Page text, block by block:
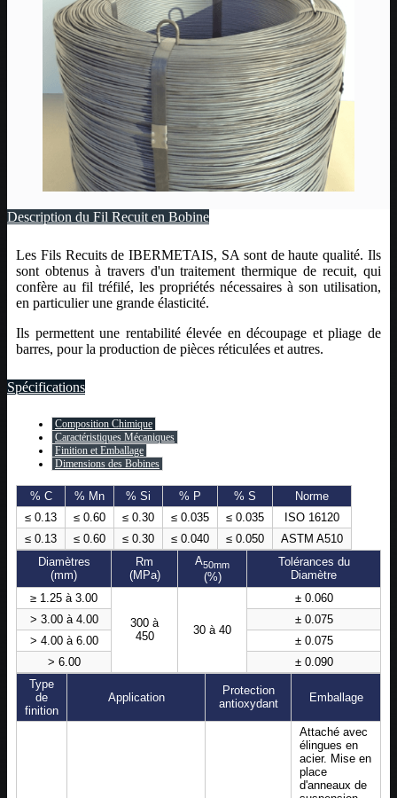
Description du Fil Recuit en Bobine
Les Fils Recuits de IBERMETAIS, SA sont de haute qualité. Ils
sont obtenus à travers d'un traitement thermique de recuit, qui
confère au fil tréfilé, les propriétés nécessaires à son utilisation,
en particulier une grande élasticité.
Ils permettent une rentabilité élevée en découpage et pliage de
barres, pour la production de pièces réticulées et autres.
Spécifications
Composition Chimique
Caractéristiques Mécaniques
Finition et Emballage
Dimensions des Bobines
% C % Mn % Si % P % S
Norme
≤ 0.13
≤ 0.60 ≤ 0.30 ≤ 0.035 ≤ 0.035
ISO 16120
≤ 0.13
≤ 0.60 ≤ 0.30 ≤ 0.040 ≤ 0.050
ASTM A510
Diamètres
(mm)
Rm
(MPa)
A50mm
(%)
Tolérances du
Diamètre
≥ 1.25 à 3.00
300 à
450
30 à 40
± 0.060
> 3.00 à 4.00
± 0.075
> 4.00 à 6.00
± 0.075
> 6.00
± 0.090
Type
de
finition
Application
Protection
antioxydant
Emballage
Attaché avec
élingues en
acier. Mise en
place
d'anneaux de